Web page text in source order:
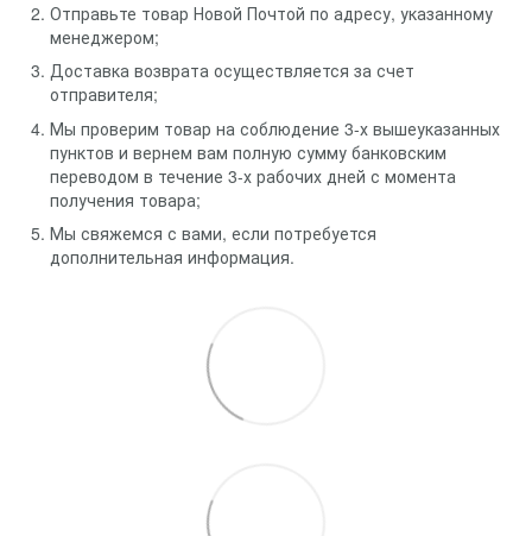
Отправьте товар Новой Почтой по адресу, указанному
менеджером;
Доставка возврата осуществляется за счет
отправителя;
Мы проверим товар на соблюдение 3-х вышеуказанных
пунктов и вернем вам полную сумму банковским
переводом в течение 3-х рабочих дней с момента
получения товара;
Мы свяжемся с вами, если потребуется
дополнительная информация.